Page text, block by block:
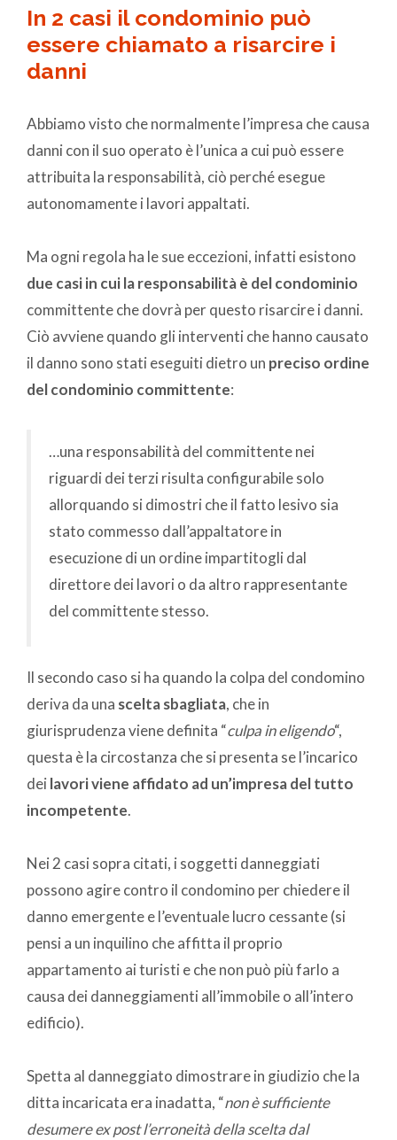
In 2 casi il condominio può
essere chiamato a risarcire i
danni
Abbiamo visto che normalmente l’impresa che causa
danni con il suo operato è l’unica a cui può essere
attribuita la responsabilità, ciò perché esegue
autonomamente i lavori appaltati.
Ma ogni regola ha le sue eccezioni, infatti esistono
due casi in cui la responsabilità è del condominio
committente che dovrà per questo risarcire i danni.
Ciò avviene quando gli interventi che hanno causato
il danno sono stati eseguiti dietro un preciso ordine
del condominio committente:
…una responsabilità del committente nei
riguardi dei terzi risulta configurabile solo
allorquando si dimostri che il fatto lesivo sia
stato commesso dall’appaltatore in
esecuzione di un ordine impartitogli dal
direttore dei lavori o da altro rappresentante
del committente stesso.
Il secondo caso si ha quando la colpa del condomino
deriva da una scelta sbagliata, che in
giurisprudenza viene definita “culpa in eligendo“,
questa è la circostanza che si presenta se l’incarico
dei lavori viene affidato ad un’impresa del tutto
incompetente.
Nei 2 casi sopra citati, i soggetti danneggiati
possono agire contro il condomino per chiedere il
danno emergente e l’eventuale lucro cessante (si
pensi a un inquilino che affitta il proprio
appartamento ai turisti e che non può più farlo a
causa dei danneggiamenti all’immobile o all’intero
edificio).
Spetta al danneggiato dimostrare in giudizio che la
ditta incaricata era inadatta, “non è sufficiente
desumere ex post l’erroneità della scelta dal